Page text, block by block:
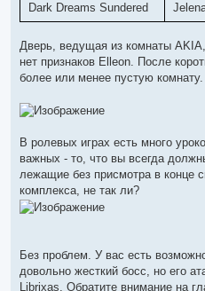
Dark Dreams Sundered
Дверь, ведущая из комнаты
нет признаков Elleon. После
более или менее пустую комнату.
В ролевых играх есть много
важных - то, что вы всегда
лежащие без присмотра в конце
комплекса, не так ли?
Без проблем. У вас есть
довольно жесткий босс, но его
Librixas. Обратите внимание на